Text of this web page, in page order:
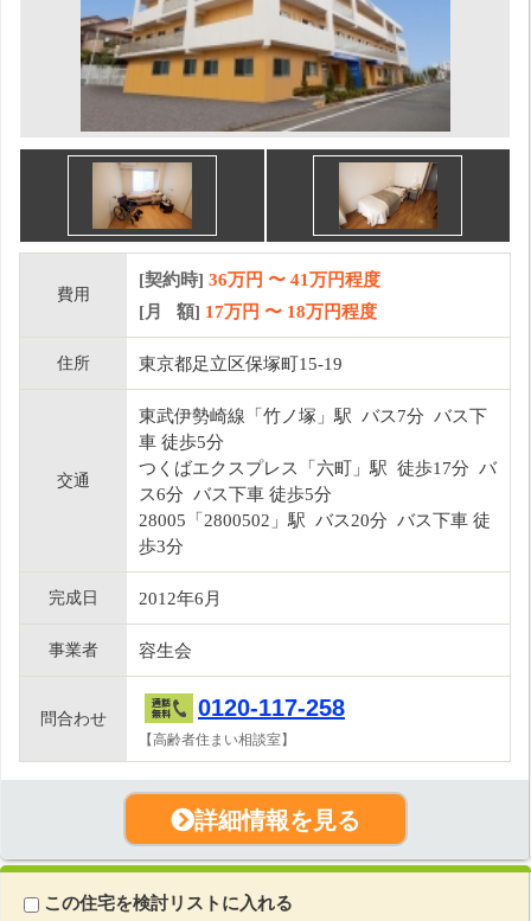
費用
[契約時] 36万円 〜 41万円程度
[月 額] 17万円 〜 18万円程度
住所 東京都足立区保塚町15-19
交通
東武伊勢崎線「竹ノ塚」駅 バス7分 バス下
車 徒歩5分
つくばエクスプレス「六町」駅 徒歩17分 バ
ス6分 バス下車 徒歩5分
28005「2800502」駅 バス20分 バス下車 徒
歩3分
完成日 2012年6月
事業者 容生会
問合わせ 0120-117-258
【高齢者住まい相談室】
詳細情報を見る
この住宅を検討リストに入れる